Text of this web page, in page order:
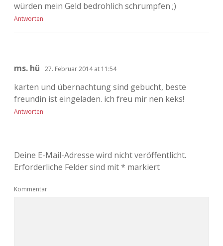
würden mein Geld bedrohlich schrumpfen ;)
Antworten
ms. hü 27. Februar 2014 at 11:54
karten und übernachtung sind gebucht, beste
freundin ist eingeladen. ich freu mir nen keks!
Antworten
Deine E-Mail-Adresse wird nicht veröffentlicht.
Erforderliche Felder sind mit* markiert
Kommentar